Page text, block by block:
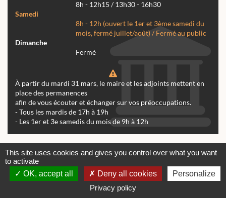
8h - 12h15 / 13h30 - 16h30
Samedi
8h - 12h (ouvert le 1er et 3ème samedi du
mois, fermé juillet/août) / Fermé au public
Dimanche
Fermé
À partir du mardi 31 mars, le maire et les adjoints mettent en
place des permanences
afin de vous écouter et échanger sur vos préoccupations.
- Tous les mardis de 17h à 19h
- Les 1er et 3e samedis du mois de 9h à 12h
Contactez-nous
Mentions légales
© tous droits réservés Mairie de Réalmont 2024 -
Conception & Réalisation Web RK Création
This site uses cookies and gives you control over what you want
to activate
OK, accept all
Deny all cookies
Personalize
Privacy policy